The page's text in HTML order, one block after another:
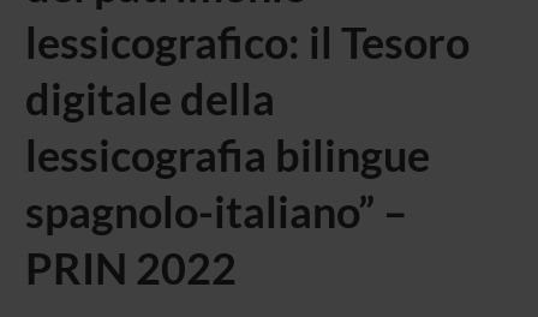
lessicografico: il Tesoro
digitale della
lessicografia bilingue
spagnolo-italiano” –
PRIN 2022